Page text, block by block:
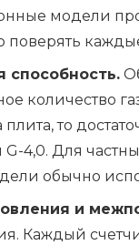
модели
поверять
способность.
количество
то
4,0. Для
обычно
и
Каждый